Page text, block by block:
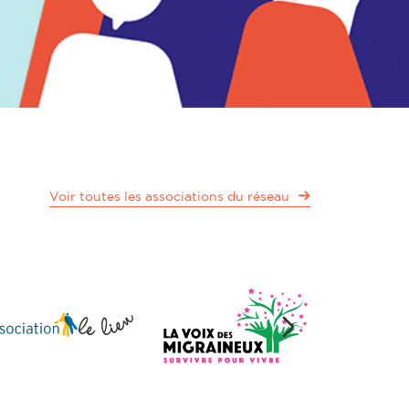
Voir toutes les associations du réseau